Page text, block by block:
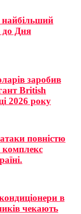
найбільший
до Дня
заробив
British
2026 року
повністю
комплекс
в
чекають